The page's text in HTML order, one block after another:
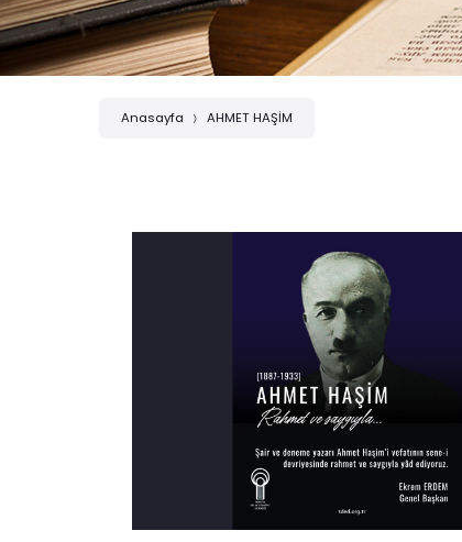
Anasayfa AHMET HAŞİM